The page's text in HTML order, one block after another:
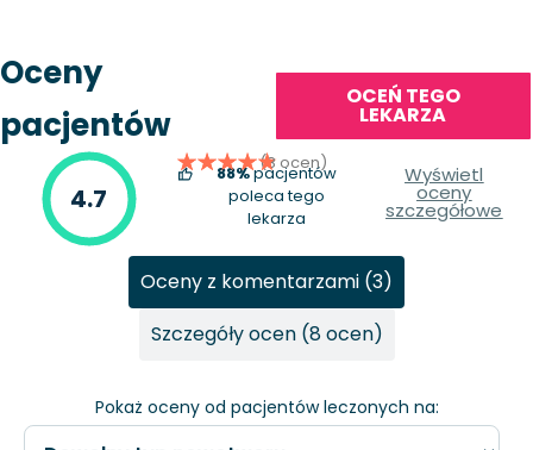
Oceny
pacjentów
OCEŃ TEGO
LEKARZA
4.7
(8 ocen)
88%pacjentów
poleca tego
lekarza
Wyświetl
oceny
szczegółowe
Pokaż oceny od pacjentów leczonych na:
Oceny z komentarzami (3)
Szczegóły ocen (8 ocen)